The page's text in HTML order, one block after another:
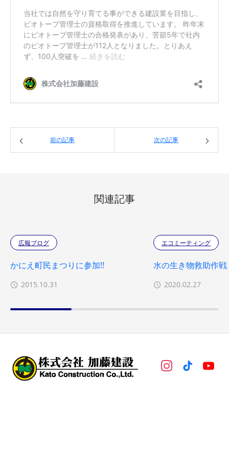
前の記事 次の記事
関連記事
広報ブログ
かにえ町民まつりに参加!!
2015.10.31
エコミーティング
水の生き物救助作
2020.02.27